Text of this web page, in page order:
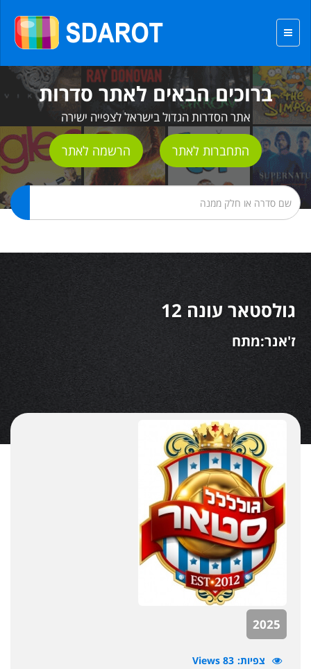
ברוכים הבאים לאתר סדרות
אתר הסדרות הגדול בישראל לצפייה ישירה
התחברות לאתר הרשמה לאתר
גולסטאר עונה 12
ז'אנר:מתח
2025
צפיות 83 Views